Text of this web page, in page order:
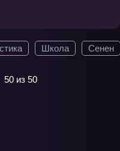
Школа Сенен
50 из 50